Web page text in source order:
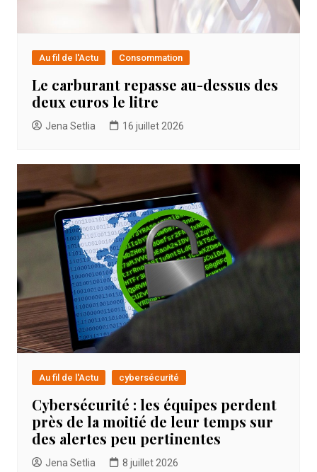
Au fil de l'Actu Consommation
Le carburant repasse au-dessus des
deux euros le litre
Jena Setlia 16 juillet 2026
Au fil de l'Actu cybersécurité
Cybersécurité : les équipes perdent
près de la moitié de leur temps sur
des alertes peu pertinentes
Jena Setlia 8 juillet 2026